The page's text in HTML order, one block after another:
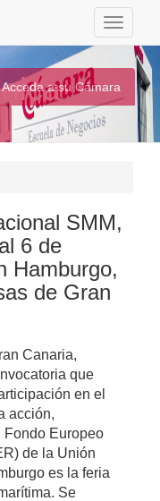
Toggle
Acceda a su Cámara
SMM,
6 de
Hamburgo,
de Gran
Canaria,
que
en el
acción,
Fondo Europeo
de la Unión
es la feria
Se